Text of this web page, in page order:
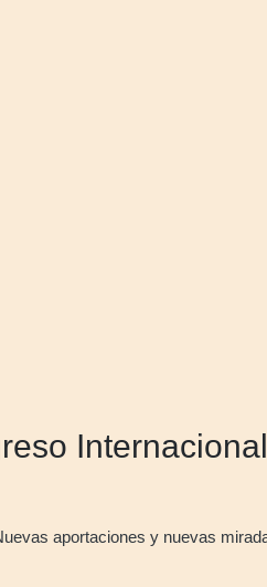
aportaciones y nuevas